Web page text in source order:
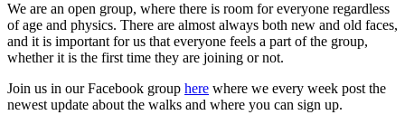
We are an open group, where there is room for everyone regardless
of age and physics. There are almost always both new and old faces,
and it is important for us that everyone feels a part of the group,
whether it is the first time they are joining or not.
Join us in our Facebook group here where we every week post the
newest update about the walks and where you can sign up.